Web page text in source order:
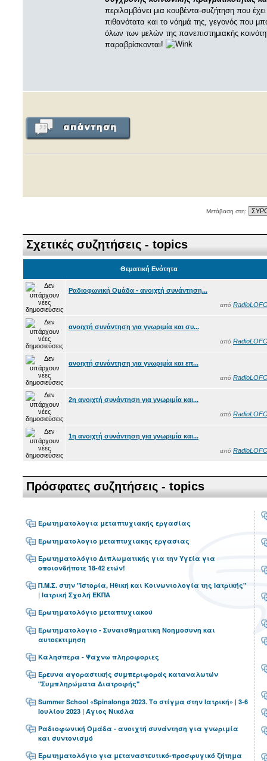
περιλαμβάνει μια κουβέντα-συζήτηση που
πιθανότατα και το νόημά της, γεγονός που
όλων των μελών της πανεπιστημιακής
παραβρίσκονται!
Μετάβαση στη:
Σχετικές συζητήσεις - topics
Θεματική Ενότητα
Ραδιοφωνική Ομάδα - ανοιχτή συνάντηση...
από
ανοιχτή συνάντηση για γνωριμία και συ...
από
ανοιχτή συνάντηση για γνωριμία και επ...
από
2η ανοιχτή συνάντηση για γνωριμία και...
από
1η ανοιχτή συνάντηση για γνωριμία και...
από
Πρόσφατες συζητήσεις - topics
Ερωτηματολογια μεταπτυχιακής εργασίας
Ερωτηματολογιο μεταπτυχιακης εργασιας
Ερωτηματολόγιο Διπλωματικής για την Υγεία για
οποιονδήποτε 18-42 ετών!
Π.Μ.Σ. στην "Ιστορία, Ηθική και Κοινωνιολογία της Ιατρικής"
| Ιατρική Σχολή ΕΚΠΑ
Ερωτηματολόγιο μεταπτυχιακού
Ερωτηματολογιο - Συναισθηματικη Νοημοσυνη και
αυτοεκτιμηση
Καλησπερα - Ψαχνω πληροφοριες
Έρευνα αγοραστικής συμπεριφοράς καταναλωτών
"Συμπληρώματα Διατροφής"
Summer School «Spinalonga 2023. Το στίγμα στην Ιατρική» | 3-6
Ιουλίου 2023 | Άγιος Νικόλα
Ραδιοφωνική Ομάδα - ανοιχτή συνάντηση για γνωριμία
και συντονισμό
Ερωτηματολόγιο για μεταναστευτικό-προσφυγικό ζήτημα